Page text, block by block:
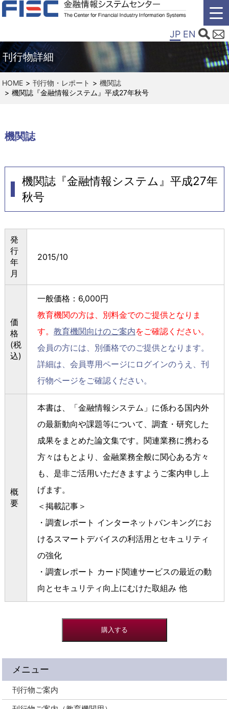
JP EN
刊行物詳細
HOME 刊行物・レポート
機関誌
機関誌『金融情報システム』平成27年秋号
機関誌
機関誌『金融情報システム』平成27年
秋号
発
行
年
月
2015/10
価
格
(税
込)
一般価格：6,000円
教育機関の方は、別料金でのご提供となりま
す。 教育機関向けのご案内をご確認ください。
会員の方には、別価格でのご提供となります。
詳細は、会員専用ページにログインのうえ、刊
行物ページをご確認ください。
概
要
本書は、「金融情報システム」に係わる国内外
の最新動向や課題等について、調査・研究した
成果をまとめた論文集です。関連業務に携わる
方々はもとより、金融業務全般に関心ある方々
も、是非ご活用いただきますようご案内申し上
げます。
＜掲載記事＞
・調査レポート インターネットバンキングにお
けるスマートデバイスの利活用とセキュリティ
の強化
・調査レポート カード関連サービスの最近の動
向とセキュリティ向上にむけた取組み 他
メニュー
刊行物ご案内